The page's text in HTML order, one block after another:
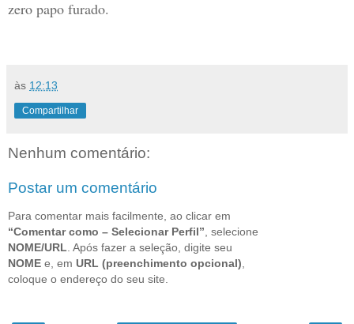
zero papo furado.
às 12:13
Compartilhar
Nenhum comentário:
Postar um comentário
Para comentar mais facilmente, ao clicar em
“Comentar como – Selecionar Perfil”, selecione
NOME/URL. Após fazer a seleção, digite seu
NOME e, em URL (preenchimento opcional),
coloque o endereço do seu site.